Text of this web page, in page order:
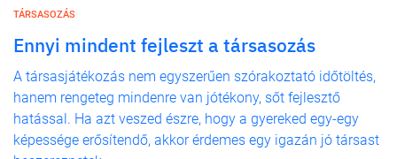
TÁRSASOZÁS
Ennyi mindent fejleszt a társasozás
A társasjátékozás nem egyszerűen szórakoztató időtöltés,
hanem rengeteg mindenre van jótékony, sőt fejlesztő
hatással. Ha azt veszed észre, hogy a gyereked egy-egy
képessége erősítendő, akkor érdemes egy igazán jó társast